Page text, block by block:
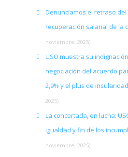
Denunciamos el retraso
recuperación salarial de la
noviembre, 2025)
USO muestra su
negociación del acuerdo
2,9% y el plus de insularidad
2025)
La concertada, en lucha:
igualdad y fin de los
noviembre, 2025)